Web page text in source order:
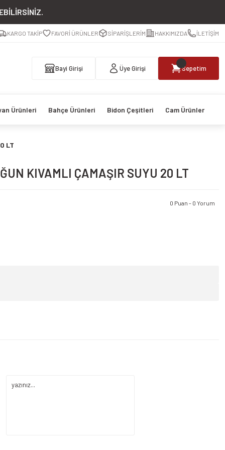
KARGO TAKİP FAVORİ ÜRÜNLER SİPARİŞLERİM HAKKIMIZDA İLETİŞİM
Bayi Girişi Üye Girişi Sepetim
Ürünleri Bahçe Ürünleri Bidon Çeşitleri Cam Ürünler
LT
KIVAMLI ÇAMAŞIR SUYU 20 LT
0 Puan - 0 Yorum